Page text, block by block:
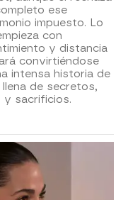
ese
impuesto. Lo
con
y distancia
convirtiéndose
intensa historia de
llena de secretos,
y sacrificios.